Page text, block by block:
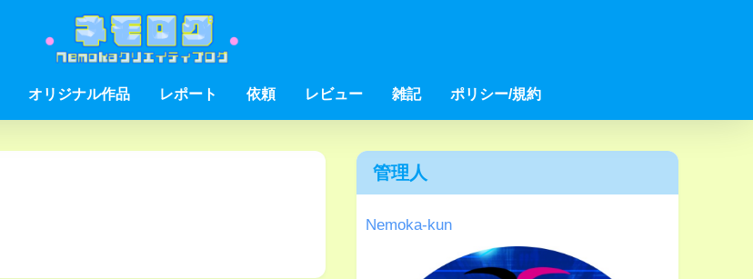
オリジナル作品 レポート 依頼 レビュー 雑記 ポリシー/規約
管理人
Nemoka-kun